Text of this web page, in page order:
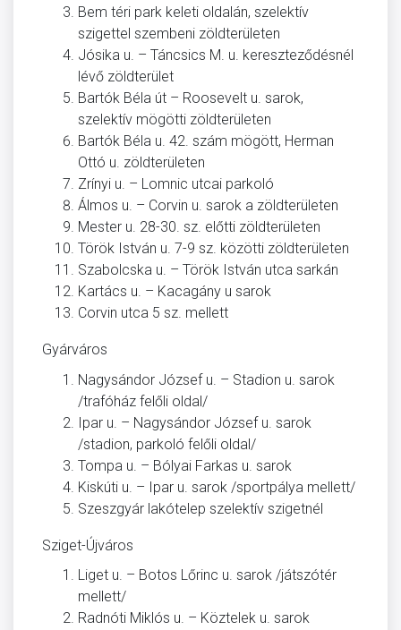
Bem téri park keleti oldalán, szelektív
szigettel szembeni zöldterületen
Jósika u. – Táncsics M. u. kereszteződésnél
lévő zöldterület
Bartók Béla út – Roosevelt u. sarok,
szelektív mögötti zöldterületen
Bartók Béla u. 42. szám mögött, Herman
Ottó u. zöldterületen
Zrínyi u. – Lomnic utcai parkoló
Álmos u. – Corvin u. sarok a zöldterületen
Mester u. 28-30. sz. előtti zöldterületen
Török István u. 7-9 sz. közötti zöldterületen
Szabolcska u. – Török István utca sarkán
Kartács u. – Kacagány u sarok
Corvin utca 5 sz. mellett
Gyárváros
Nagysándor József u. – Stadion u. sarok
/trafóház felőli oldal/
Ipar u. – Nagysándor József u. sarok
/stadion, parkoló felőli oldal/
Tompa u. – Bólyai Farkas u. sarok
Kiskúti u. – Ipar u. sarok /sportpálya mellett/
Szeszgyár lakótelep szelektív szigetnél
Sziget-Újváros
Liget u. – Botos Lőrinc u. sarok /játszótér
mellett/
Radnóti Miklós u. – Köztelek u. sarok